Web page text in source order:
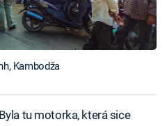
Kambodža
tu motorka, která sice